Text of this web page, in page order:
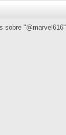
sobre "@marvel616"